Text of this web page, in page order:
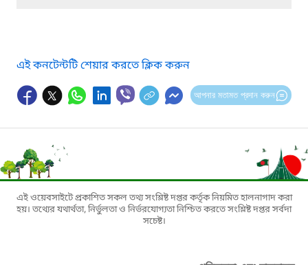
এই কনটেন্টটি শেয়ার করতে ক্লিক করুন
আপনার মতামত প্রদান করুন
এই ওয়েবসাইটে প্রকাশিত সকল তথ্য সংশ্লিষ্ট দপ্তর কর্তৃক নিয়মিত হালনাগাদ করা
হয়। তথ্যের যথার্থতা, নির্ভুলতা ও নির্ভরযোগ্যতা নিশ্চিত করতে সংশ্লিষ্ট দপ্তর সর্বদা
সচেষ্ট।